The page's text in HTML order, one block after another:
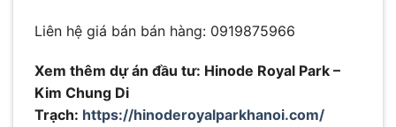
Liên hệ giá bán bán hàng: 0919875966
Xem thêm dự án đầu tư: Hinode Royal Park –
Kim Chung Di
Trạch: https://hinoderoyalparkhanoi.com/